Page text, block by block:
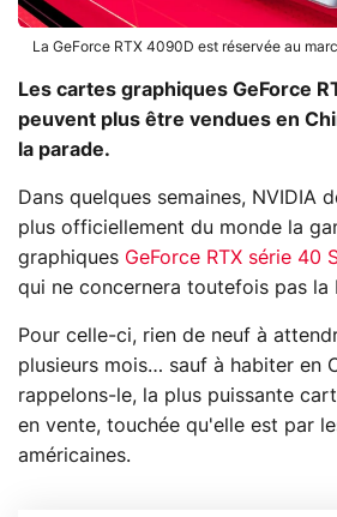
La GeForce RTX 4090D est réservée au
Les cartes graphiques GeForce
peuvent plus être vendues en
la parade.
Dans quelques semaines, NVIDIA
plus officiellement du monde la
graphiques GeForce RTX série 40
qui ne concernera toutefois pas la
Pour celle-ci, rien de neuf à
plusieurs mois… sauf à habiter en
rappelons-le, la plus puissante
en vente, touchée qu'elle est par
américaines.